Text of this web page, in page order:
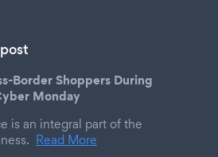
Border Shoppers During
Monday
is an integral part of the
Read More